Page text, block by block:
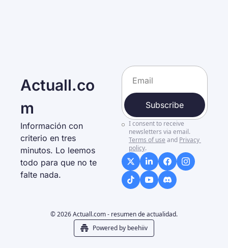
Actuall.co
m
Información con
criterio en tres
minutos. Lo leemos
todo para que no te
falte nada.
Subscribe
I consent to receive
newsletters via email.
Terms of use and Privacy
policy.
© 2026 Actuall.com - resumen de actualidad.
Powered by beehiiv